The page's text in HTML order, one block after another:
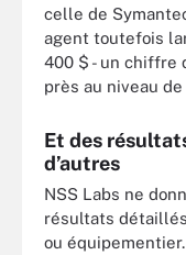
celle de
agent toutefois
400 $ - un chiffre
près au niveau
Et des
d’autres
NSS Labs ne
résultats
ou